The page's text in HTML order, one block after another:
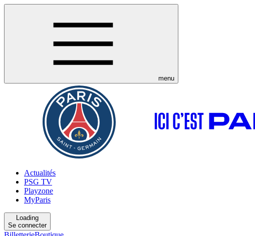
menu
Actualités
PSG TV
Playzone
MyParis
Loading
Se connecter